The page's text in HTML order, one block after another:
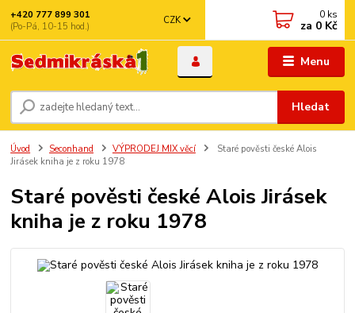
Menu
CZK
Hledat
+420 777 899 301
(Po-Pá, 10-15 hod.)
0 ks
za 0 Kč
Úvod Seconhand VÝPRODEJ MIX věcí
Staré pověsti české Alois
Jirásek kniha je z roku 1978
Staré pověsti české Alois Jirásek
kniha je z roku 1978